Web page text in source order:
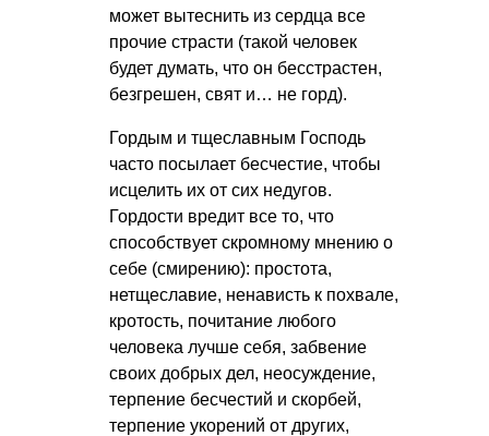
может вытеснить из сердца все
прочие страсти (такой человек
будет думать, что он бесстрастен,
безгрешен, свят и… не горд).
Гордым и тщеславным Господь
часто посылает бесчестие, чтобы
исцелить их от сих недугов.
Гордости вредит все то, что
способствует скромному мнению о
себе (смирению): простота,
нетщеславие, ненависть к похвале,
кротость, почитание любого
человека лучше себя, забвение
своих добрых дел, неосуждение,
терпение бесчестий и скорбей,
терпение укорений от других,